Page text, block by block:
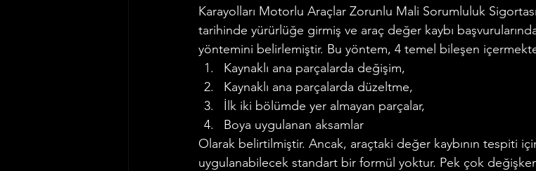
Karayolları Motorlu Araçlar Zorunlu Mali Sorumluluk
tarihinde yürürlüğe girmiş ve araç değer kaybı
yöntemini belirlemiştir. Bu yöntem, 4 temel bileşen
Kaynaklı ana parçalarda değişim,
Kaynaklı ana parçalarda düzeltme,
İlk iki bölümde yer almayan parçalar,
Boya uygulanan aksamlar
Olarak belirtilmiştir. Ancak, araçtaki değer kaybının tespiti
uygulanabilecek standart bir formül yoktur. Pek çok